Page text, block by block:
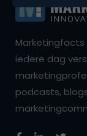
Marketingfacts
iedere dag
podcasts,